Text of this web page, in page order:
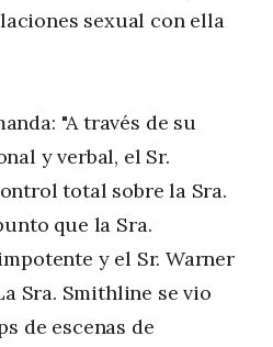
sexual con ella
"A través de su
y verbal, el Sr.
total sobre la Sra.
que la Sra.
y el Sr. Warner
Sra. Smithline se vio
de escenas de